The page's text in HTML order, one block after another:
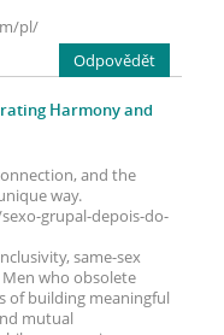
pl/
Odpovědět
Harmony and
and the
way.
grupal-depois-do-
same-sex
who obsolete
of building meaningful
mutual